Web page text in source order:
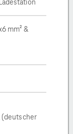
mm² &
(deutscher